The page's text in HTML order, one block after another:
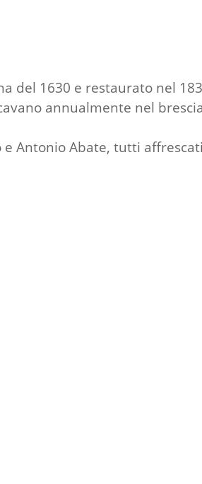
del 1630 e restaurato nel
annualmente nel
e Antonio Abate, tutti